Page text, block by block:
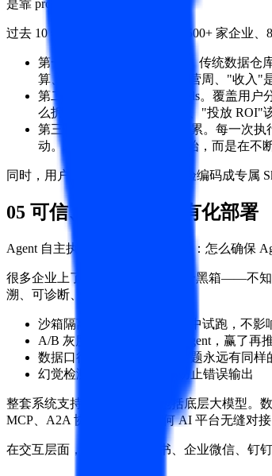
是靠 prompt 能补齐的。
过去 10 年，ThinkingAI 服务了 1500+ 家企业
第一层：Agent 的记忆系统。传统数据
算、"上周"是自然周还是运营周、"收入"
第二层：100+ 预置行业 Skills。覆盖用
么拆、"付费"该看哪些维度、"投放 ROI"
第三层：持续进化的知识积累。每一次
动。Agent 不是每次从零开始，而是在不
同时，用户可以把自己的行业经验编码成专属
05 可信、可控、可私有化部署
Agent 自主执行带来一个新的问题：怎么确保
很多企业上了 Agent 后发现它像个黑箱——不知
溯、可诊断、可优化：
沙箱隔离：新 Agent 在沙箱中试跑，不影
A/B 灰度：对比验证新旧 Agent，赢了再
数据口径一致性：同样的问题永远有同样
幻觉检测：贯穿全链路，防止错误输出
整套系统支持私有化部署，包括底层大模型。
MCP、A2A 协议，可以和任何 AI 平台无缝对
在交互层面，系统已支持飞书、企业微信、钉